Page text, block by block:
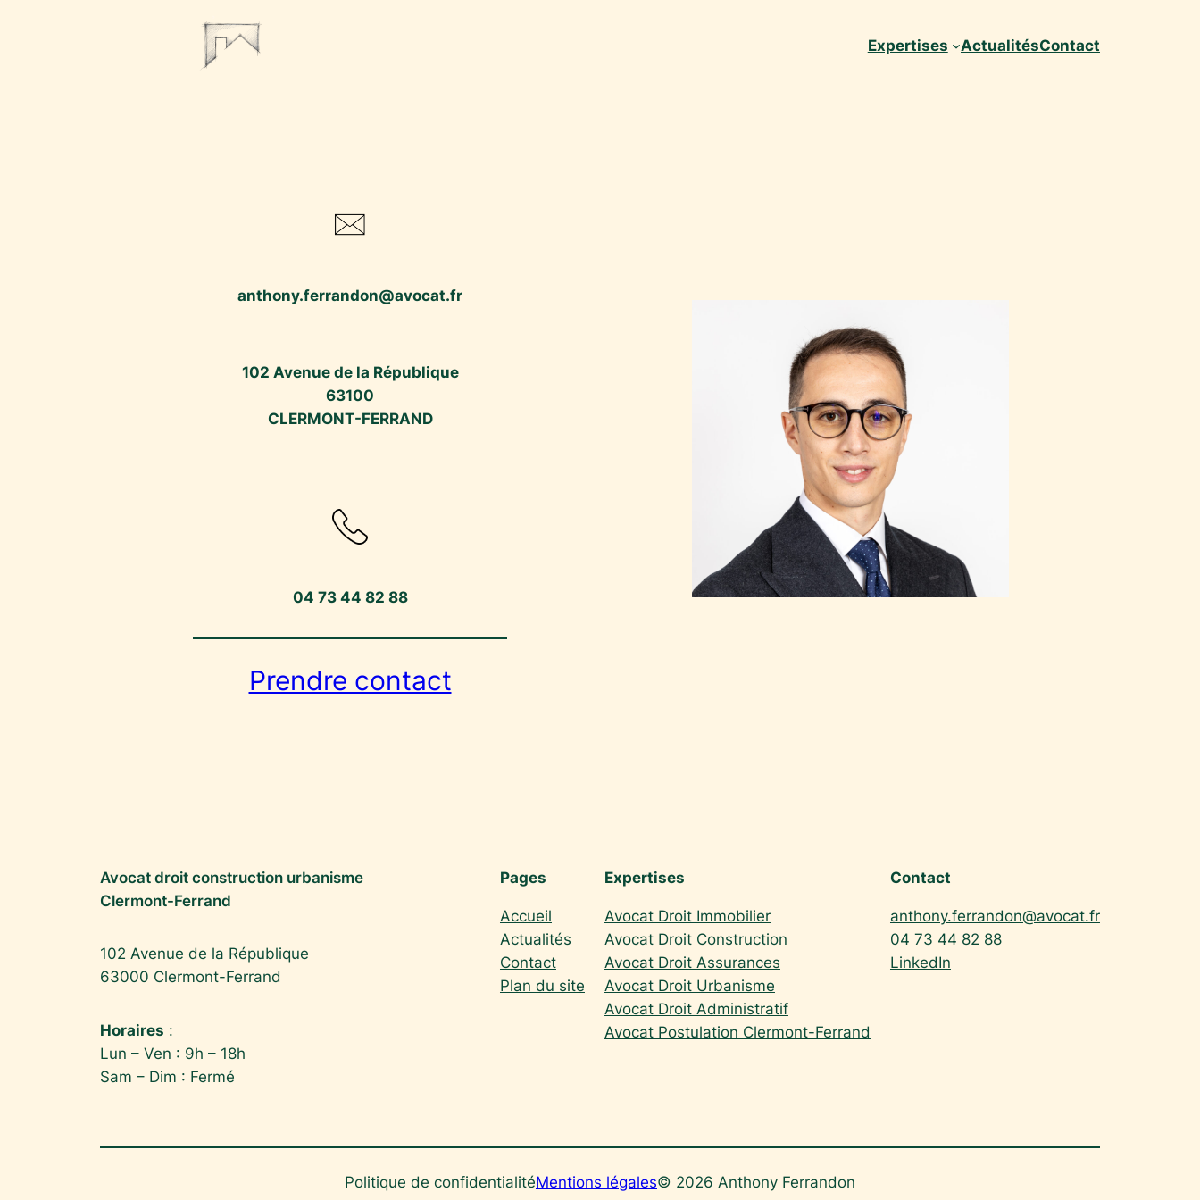
Expertises ActualitésContact
anthony.ferrandon@avocat.fr
102 Avenue de la République
63100
CLERMONT-FERRAND
04 73 44 82 88
Prendre contact
Avocat droit construction urbanisme
Clermont-Ferrand
102 Avenue de la République
63000 Clermont-Ferrand
Horaires :
Lun – Ven : 9h – 18h
Sam – Dim : Fermé
Pages
Accueil
Actualités
Contact
Plan du site
Expertises
Avocat Droit Immobilier
Avocat Droit Construction
Avocat Droit Assurances
Avocat Droit Urbanisme
Avocat Droit Administratif
Avocat Postulation Clermont-Ferrand
Contact
anthony.ferrandon@avocat.fr
04 73 44 82 88
LinkedIn
Politique de confidentialitéMentions légales© 2026 Anthony Ferrandon